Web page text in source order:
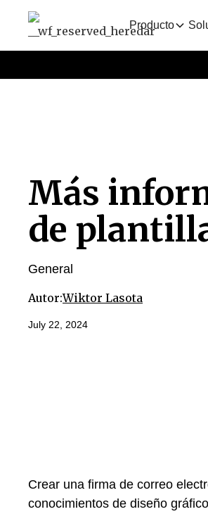
Producto
Más
de
General
Autor:Wiktor Lasota
July 22, 2024
Crear una firma de correo
conocimientos de diseño